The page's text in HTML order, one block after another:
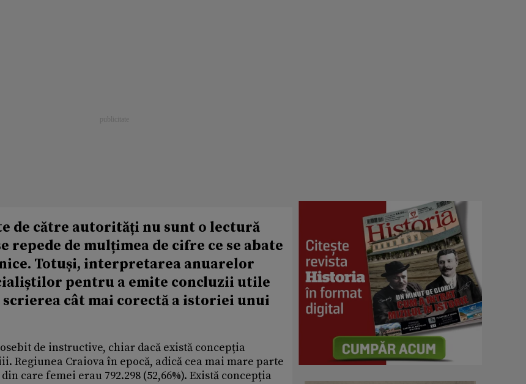
de către autorități nu sunt o lectură
de mulțimea de cifre ce se abate
Totuși, interpretarea anuarelor
pentru a emite concluzii utile
cât mai corectă a istoriei unui
de instructive, chiar dacă există concepția
Craiova în epocă, adică cea mai mare parte
care femei erau 792.298 (52,66%). Există concepția